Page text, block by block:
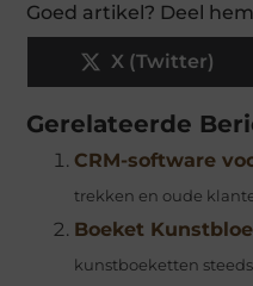
Goed artikel? Deel
X (Twitter)
Gerelateerde
CRM-software
trekken en oude
Boeket
kunstboeketten